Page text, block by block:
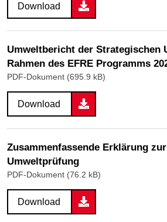
Download
Umweltbericht der Strategischen
Rahmen des EFRE Programms
PDF-Dokument (695.9 kB)
Download
Zusammenfassende Erklärung
Umweltprüfung
PDF-Dokument (76.2 kB)
Download